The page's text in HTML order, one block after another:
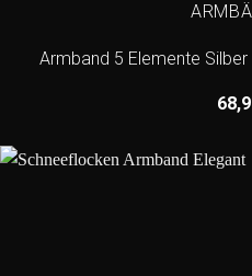
Armband 5 Elemente